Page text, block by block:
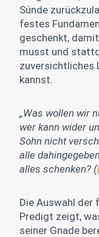
Sünde
festes
geschenkt,
musst und
zuversichtliches
kannst.
„Was wollen wir
wer kann wider
Sohn nicht
alle
alles schenken? (
Die Auswahl der
Predigt zeigt,
seiner Gnade